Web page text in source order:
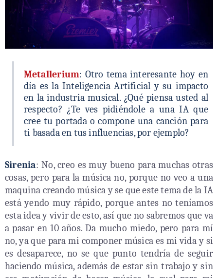
Metallerium: Otro tema interesante hoy en
día es la Inteligencia Artificial y su impacto
en la industria musical. ¿Qué piensa usted al
respecto? ¿Te ves pidiéndole a una IA que
cree tu portada o compone una canción para
ti basada en tus influencias, por ejemplo?
Sirenia: No, creo es muy bueno para muchas otras
cosas, pero para la música no, porque no veo a una
maquina creando música y se que este tema de la IA
está yendo muy rápido, porque antes no teníamos
esta idea y vivir de esto, así que no sabremos que va
a pasar en 10 años. Da mucho miedo, pero para mí
no, ya que para mi componer música es mi vida y si
es desaparece, no se que punto tendría de seguir
haciendo música, además de estar sin trabajo y sin